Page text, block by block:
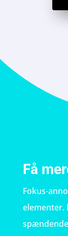
Få
Fokus-
elementer.